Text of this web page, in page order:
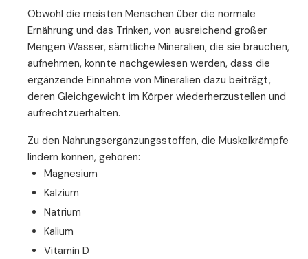
Obwohl die meisten Menschen über die normale
Ernährung und das Trinken, von ausreichend großer
Mengen Wasser, sämtliche Mineralien, die sie brauchen,
aufnehmen, konnte nachgewiesen werden, dass die
ergänzende Einnahme von Mineralien dazu beiträgt,
deren Gleichgewicht im Körper wiederherzustellen und
aufrechtzuerhalten.
Zu den Nahrungsergänzungsstoffen, die Muskelkrämpfe
lindern können, gehören:
Magnesium
Kalzium
Natrium
Kalium
Vitamin D